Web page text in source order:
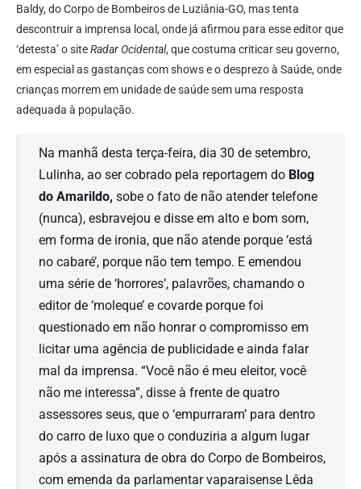
Baldy, do Corpo de Bombeiros de Luziânia-GO, mas tenta
descontruir a imprensa local, onde já afirmou para esse editor que
‘detesta’ o siteRadar Ocidental, que costuma criticar seu governo,
em especial as gastanças com shows e o desprezo à Saúde, onde
crianças morrem em unidade de saúde sem uma resposta
adequada à população.
Na manhã desta terça-feira, dia 30 de setembro,
Lulinha, ao ser cobrado pela reportagem do Blog
do Amarildo, sobe o fato de não atender telefone
(nunca), esbravejou e disse em alto e bom som,
em forma de ironia, que não atende porque ‘está
no cabaré’, porque não tem tempo. E emendou
uma série de ‘horrores’, palavrões, chamando o
editor de ‘moleque’ e covarde porque foi
questionado em não honrar o compromisso em
licitar uma agência de publicidade e ainda falar
mal da imprensa. “Você não é meu eleitor, você
não me interessa”, disse à frente de quatro
assessores seus, que o ‘empurraram’ para dentro
do carro de luxo que o conduziria a algum lugar
após a assinatura de obra do Corpo de Bombeiros,
com emenda da parlamentar vaparaisense Lêda